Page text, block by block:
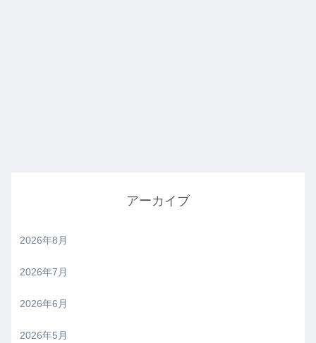
アーカイブ
2026年8月
2026年7月
2026年6月
2026年5月